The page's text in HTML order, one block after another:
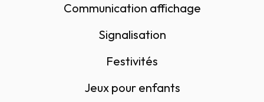
Communication affichage
Signalisation
Festivités
Jeux pour enfants